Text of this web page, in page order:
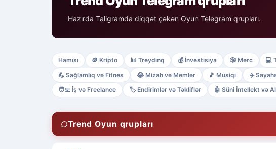
Hazırda Taligramda diqqət çəkən Oyun Telegram qrupları.
Hamısı 🪙 Kripto 📊 Treydinq 💰 İnvestisiya 🎲 Mərc 💻
💪 Sağlamlıq və Fitnes 😂 Mizah və Memlər 🎵 Musiqi ✈️
🧑‍💻 İş və Freelance 🏷️ Endirimlər və Təkliflər 🤖 Süni İntellekt və
Trend Oyun qrupları